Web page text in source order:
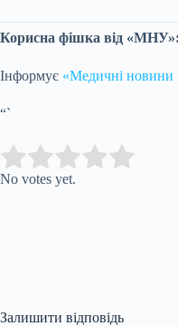
Корисна фішка від «МНУ»:
Інформує «Медичні новини
“`
Rate this item:
No votes yet.
Залишити відповідь